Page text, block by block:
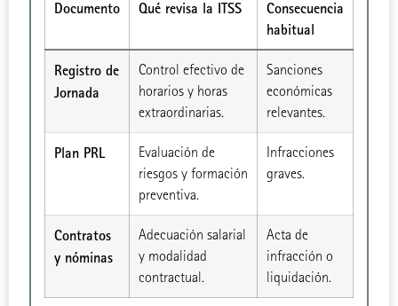
Documento Qué revisa la ITSS
Consecuencia
habitual
Registro de
Jornada
Control efectivo de
horarios y horas
extraordinarias.
Sanciones
económicas
relevantes.
Plan PRL
Evaluación de
riesgos y formación
preventiva.
Infracciones
graves.
Contratos
y nóminas
Adecuación salarial
y modalidad
contractual.
Acta de
infracción o
liquidación.